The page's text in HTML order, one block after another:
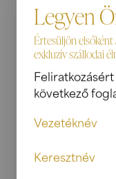
Kapcsolati
7621
+36 72
Legyen
Értesüljön
exkluzív szállodai
következő